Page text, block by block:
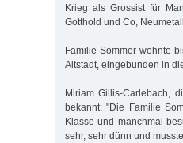
Krieg als Grossist für
Gotthold und Co,
Familie Sommer wohnte
Altstadt, eingebunden in
Miriam Gillis-Carlebach,
bekannt: "Die Familie
Klasse und manchmal
sehr, sehr dünn und